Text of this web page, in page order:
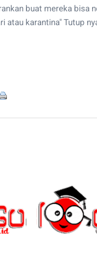
buat mereka bisa
atau karantina" Tutup